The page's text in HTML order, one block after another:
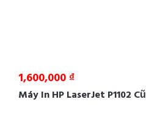
1,600,000 ₫
Máy In HP LaserJet P1102 Cũ